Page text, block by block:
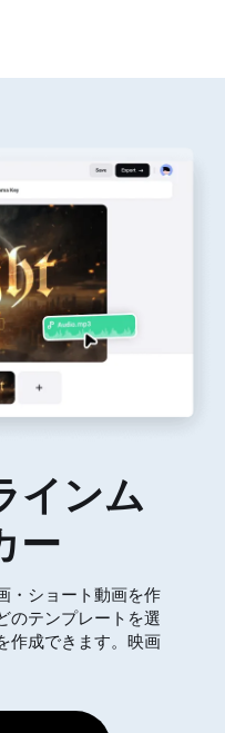
インム
ー
・ショート動画を作
のテンプレートを選
作成できます。映画